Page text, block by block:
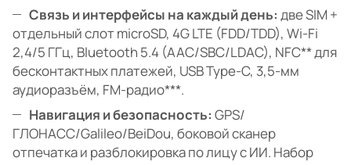
Связь и интерфейсы на каждый день: две SIM +
отдельный слот microSD, 4G LTE (FDD/TDD), Wi-Fi
2,4/5 ГГц, Bluetooth 5.4 (AAC/SBC/LDAC), NFC** для
бесконтактных платежей, USB Type-C, 3,5-мм
аудиоразъём, FM-радио***.
Навигация и безопасность: GPS/
ГЛОНАСС/Galileo/BeiDou, боковой сканер
отпечатка и разблокировка по лицу с ИИ. Набор